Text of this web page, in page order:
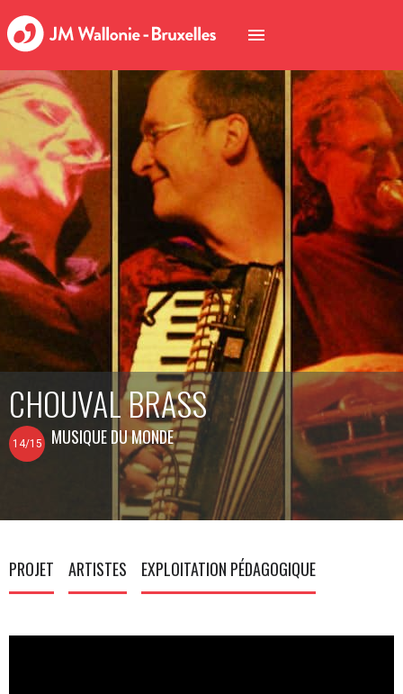
CHOUVAL BRASS
14/15 MUSIQUE DU MONDE
PROJET ARTISTES EXPLOITATION PÉDAGOGIQUE